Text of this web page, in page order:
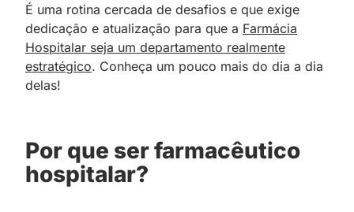
É uma rotina cercada de desafios e que exige
dedicação e atualização para que a Farmácia
Hospitalar seja um departamento realmente
estratégico. Conheça um pouco mais do dia a dia
delas!
Por que ser farmacêutico
hospitalar?